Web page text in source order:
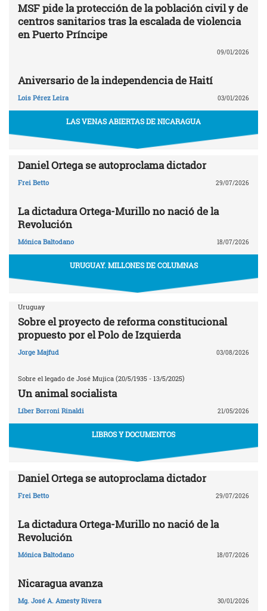
MSF pide la protección de la población civil y de
centros sanitarios tras la escalada de violencia
en Puerto Príncipe
09/01/2026
Aniversario de la independencia de Haití
Lois Pérez Leira 03/01/2026
LAS VENAS ABIERTAS DE NICARAGUA
Daniel Ortega se autoproclama dictador
Frei Betto 29/07/2026
La dictadura Ortega-Murillo no nació de la
Revolución
Mónica Baltodano 18/07/2026
URUGUAY. MILLONES DE COLUMNAS
Uruguay
Sobre el proyecto de reforma constitucional
propuesto por el Polo de Izquierda
Jorge Majfud 03/08/2026
Sobre el legado de José Mujica (20/5/1935 - 13/5/2025)
Un animal socialista
Líber Borroni Rinaldi 21/05/2026
LIBROS Y DOCUMENTOS
Daniel Ortega se autoproclama dictador
Frei Betto 29/07/2026
La dictadura Ortega-Murillo no nació de la
Revolución
Mónica Baltodano 18/07/2026
Nicaragua avanza
Mg. José A. Amesty Rivera 30/01/2026